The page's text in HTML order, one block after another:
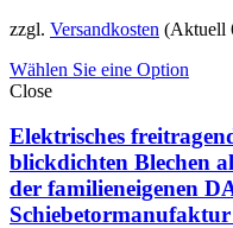
zzgl. Versandkosten (Aktuell
Wählen Sie eine Option
Close
Elektrisches
blickdichten Blechen
der familieneigenen